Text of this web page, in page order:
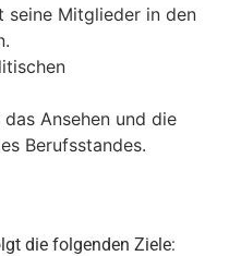
seine Mitglieder in den
Ansehen und die
Berufsstandes.
die folgenden Ziele: